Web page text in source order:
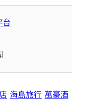
台
海島旅行 萬豪酒